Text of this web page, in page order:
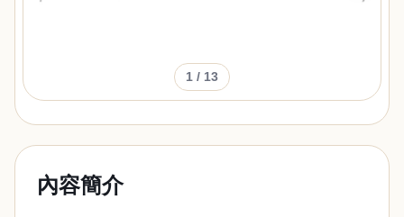
1 / 13
內容簡介